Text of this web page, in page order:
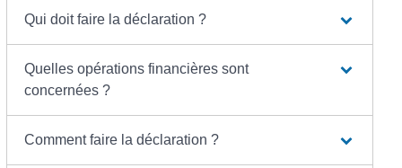
Qui doit faire la déclaration ?
Quelles opérations financières sont
concernées ?
Comment faire la déclaration ?